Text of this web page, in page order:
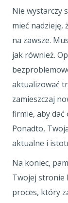
Nie wystarczy
mieć nadzieję,
na zawsze.
jak również.
aktualizować
zamieszczaj
firmie, aby dać
Ponadto,
aktualne i
Na koniec,
Twojej stronie
proces, który